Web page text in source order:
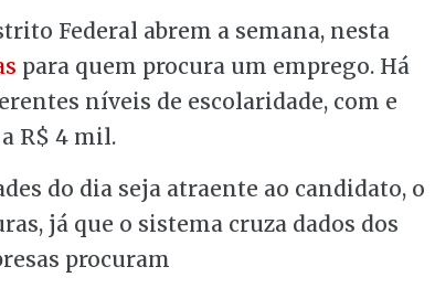
Federal abrem a semana, nesta
para quem procura um emprego. Há
níveis de escolaridade, com e
R$ 4 mil.
do dia seja atraente ao candidato, o
já que o sistema cruza dados dos
procuram